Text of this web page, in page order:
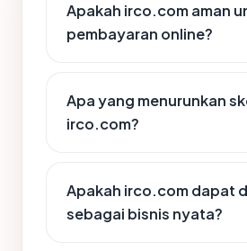
Apakah irco.com aman
pembayaran online?
Apa yang menurunkan
irco.com?
Apakah irco.com dapat
sebagai bisnis nyata?